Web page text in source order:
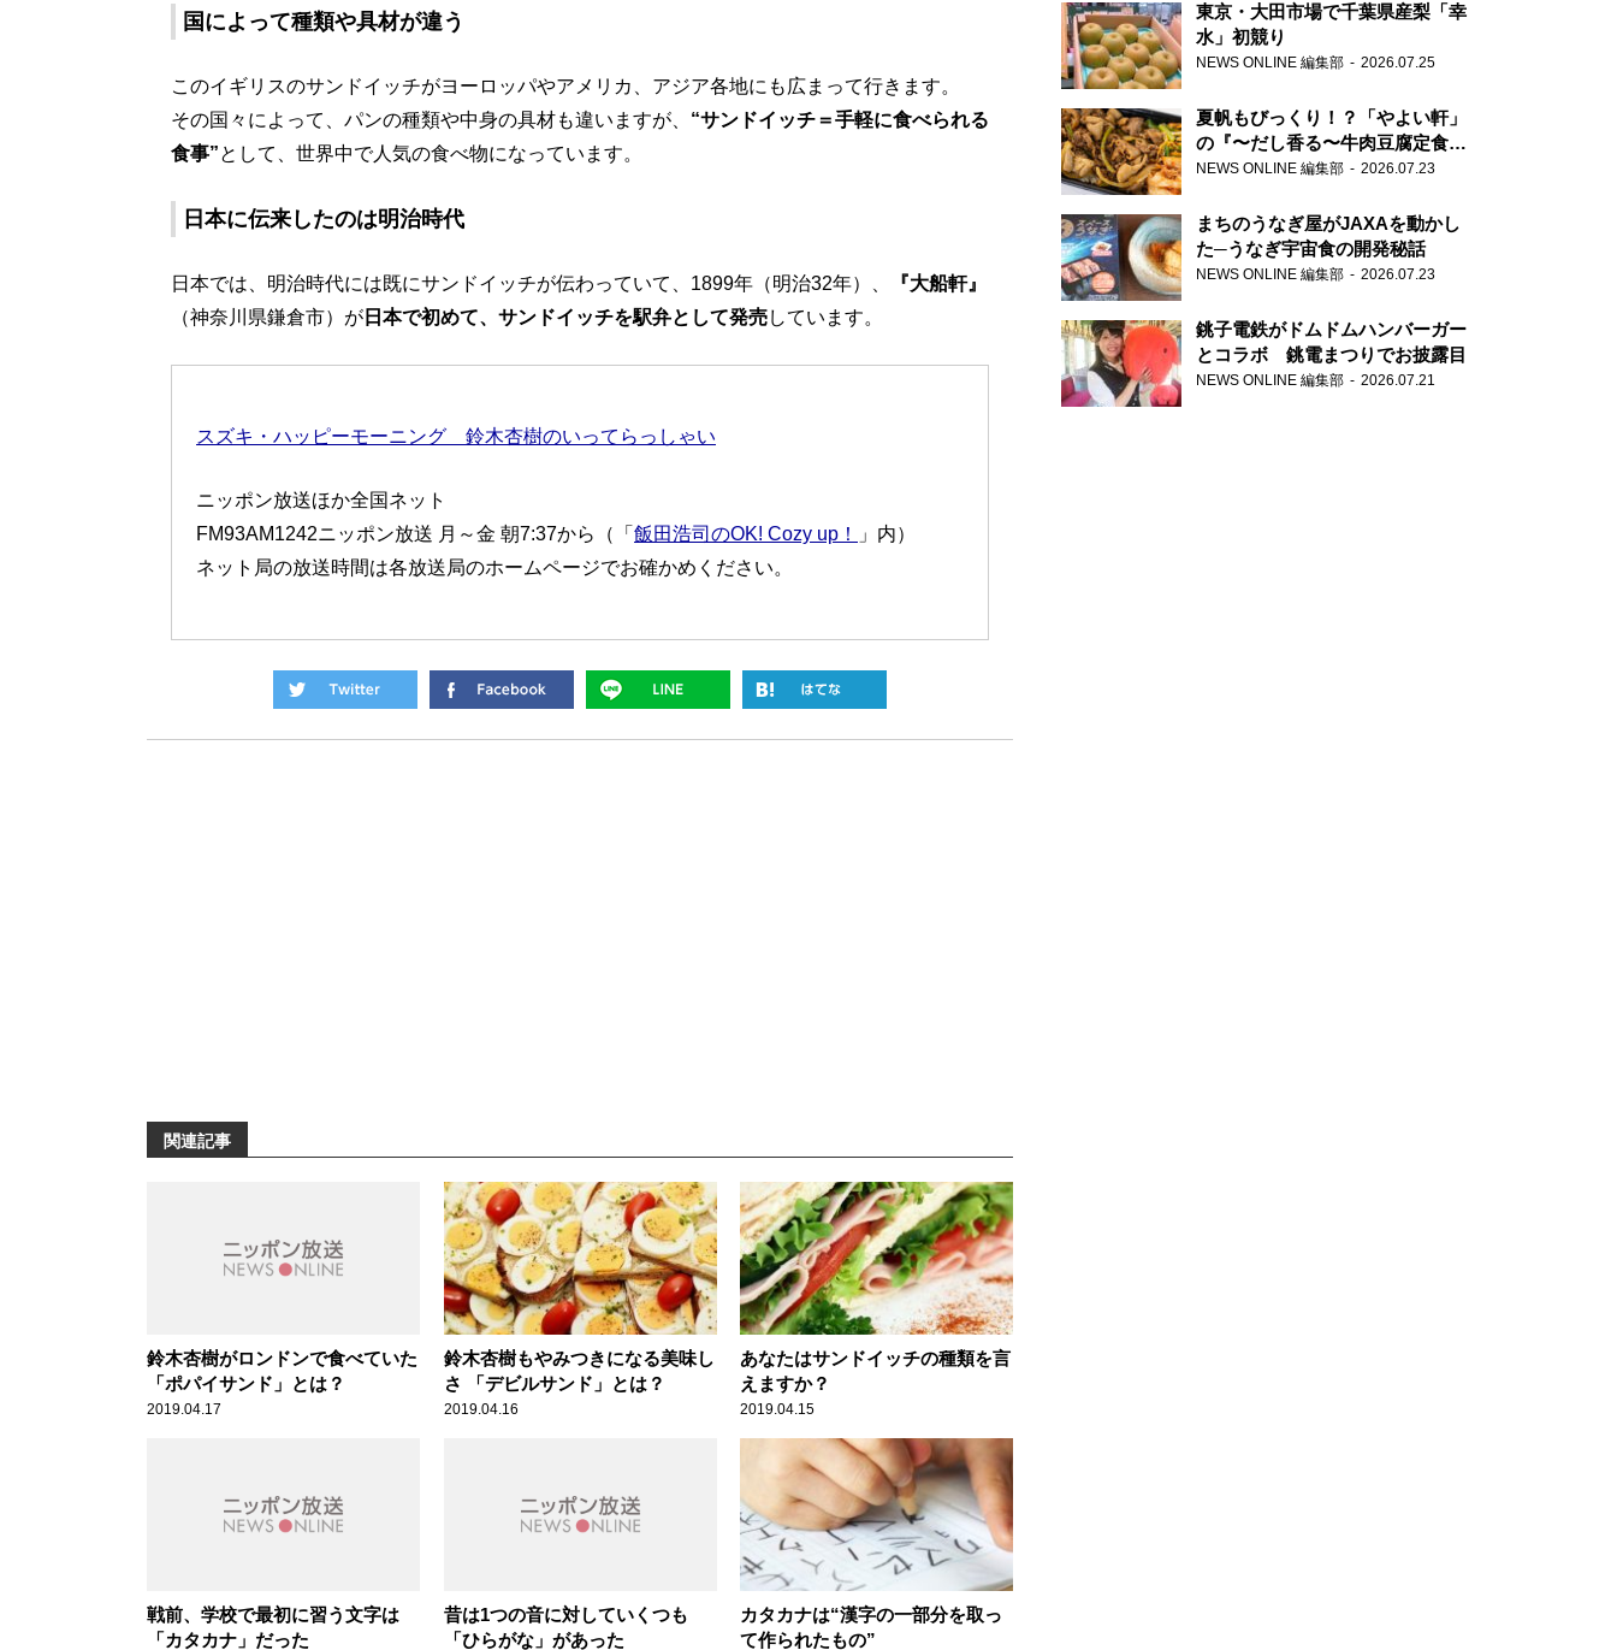
国によって種類や具材が違う
このイギリスのサンドイッチがヨーロッパやアメリカ、アジア各地にも広まって行きます。
その国々によって、パンの種類や中身の具材も違いますが、 “サンドイッチ＝手軽に食べられる
食事”として、世界中で人気の食べ物になっています。
日本に伝来したのは明治時代
日本では、明治時代には既にサンドイッチが伝わっていて、1899年（明治32年）、
『大船軒』
（神奈川県鎌倉市）が 日本で初めて、サンドイッチを駅弁として発売しています。
スズキ・ハッピーモーニング 鈴木杏樹のいってらっしゃい
ニッポン放送ほか全国ネット
FM93AM1242ニッポン放送 月～金 朝7:37から（「 飯田浩司のOK! Cozy up！
」内）
ネット局の放送時間は各放送局のホームページでお確かめください。
関連記事
鈴木杏樹がロンドンで食べていた
「ポパイサンド」とは？
2019.04.17
鈴木杏樹もやみつきになる美味し
さ 「デビルサンド」とは？
2019.04.16
あなたはサンドイッチの種類を言
えますか？
2019.04.15
戦前、学校で最初に習う文字は
「カタカナ」だった
昔は1つの音に対していくつも
「ひらがな」があった
カタカナは“漢字の一部分を取っ
て作られたもの”
東京・大田市場で千葉県産梨「幸
水」初競り
NEWS ONLINE 編集部 2026.07.25
夏帆もびっくり！？「やよい軒」
の『〜だし香る〜牛肉豆腐定食』
が香り高すぎる
NEWS ONLINE 編集部 2026.07.23
まちのうなぎ屋がJAXAを動かし
た─うなぎ宇宙食の開発秘話
NEWS ONLINE 編集部 2026.07.23
銚子電鉄がドムドムハンバーガー
とコラボ 銚電まつりでお披露目
NEWS ONLINE 編集部 2026.07.21